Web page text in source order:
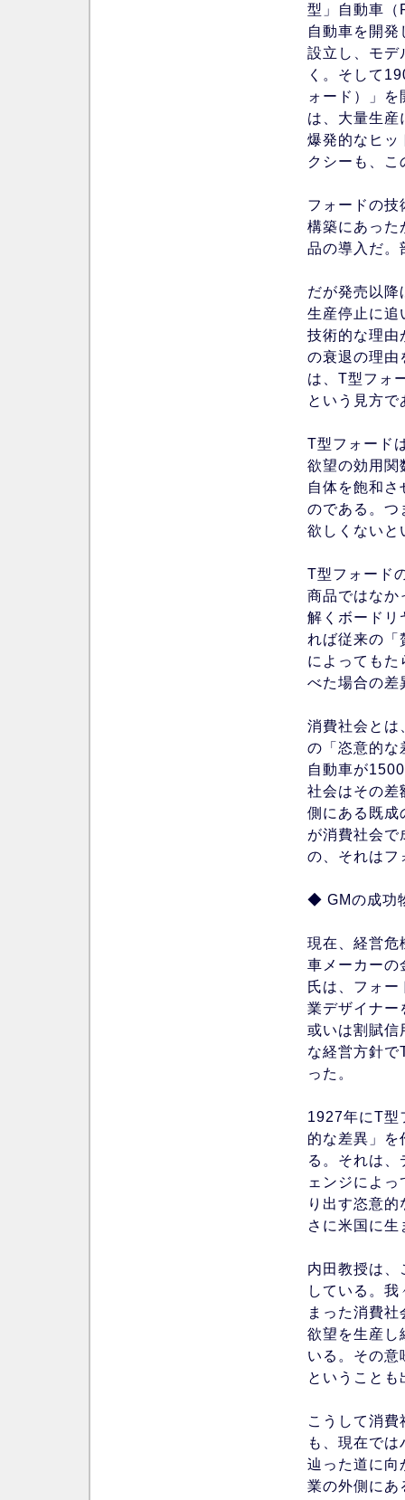
型」自動車
自動車を開
設立し、モデ
く。そして
ォード）」
は、大量生産
爆発的なヒッ
クシーも、
フォードの技
構築にあった
品の導入だ。
だが発売以
生産停止に追
技術的な理由
の衰退の理由
は、T型フォ
という見方で
T型フォード
欲望の効用関
自体を飽和
のである。つ
欲しくないと
T型フォード
商品ではなか
解くボードリ
れば従来の「
によってもた
べた場合の差
消費社会とは
の「恣意的な
自動車が
社会はその差
側にある既成
が消費社会で
の、それはフ
◆ GMの成功
現在、経営危
車メーカーの
氏は、フォー
業デザイナー
或いは割賦信
な経営方針
った。
1927年にT型
的な差異」を
る。それは
ェンジによ
り出す恣意
さに米国に
内田教授は、
している。
まった消費
欲望を生産し
いる。その意
ということ
こうして消
も、現在で
辿った道に向
業の外側にあ